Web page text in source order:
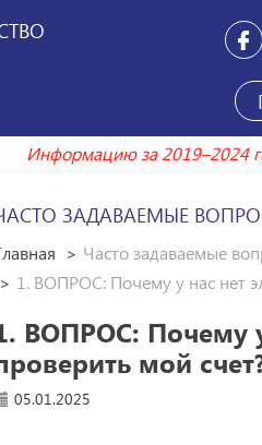
Информацию за
ЗАДАВАЕМЫЕ
Часто задаваемые
1. ВОПРОС: Почему у нас нет
ВОПРОС: Почему
мой
05.01.2025